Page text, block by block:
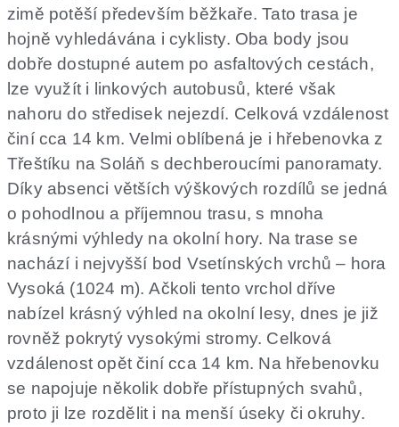
zimě potěší především běžkaře. Tato trasa je
hojně vyhledávána i cyklisty. Oba body jsou
dobře dostupné autem po asfaltových cestách,
lze využít i linkových autobusů, které však
nahoru do středisek nejezdí. Celková vzdálenost
činí cca 14 km. Velmi oblíbená je i hřebenovka z
Třeštíku na Soláň s dechberoucími panoramaty.
Díky absenci větších výškových rozdílů se jedná
o pohodlnou a příjemnou trasu, s mnoha
krásnými výhledy na okolní hory. Na trase se
nachází i nejvyšší bod Vsetínských vrchů – hora
Vysoká (1024 m). Ačkoli tento vrchol dříve
nabízel krásný výhled na okolní lesy, dnes je již
rovněž pokrytý vysokými stromy. Celková
vzdálenost opět činí cca 14 km. Na hřebenovku
se napojuje několik dobře přístupných svahů,
proto ji lze rozdělit i na menší úseky či okruhy.